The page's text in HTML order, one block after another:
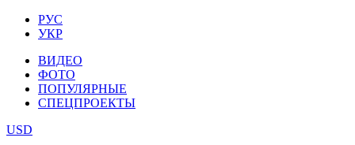
РУС
УКР
ВИДЕО
ФОТО
ПОПУЛЯРНЫЕ
СПЕЦПРОЕКТЫ
USD